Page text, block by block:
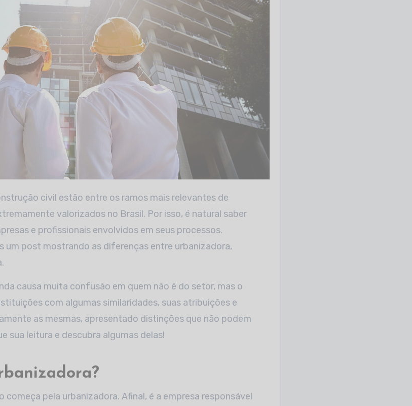
valorizados no Brasil. Por isso, é natural saber
e profissionais envolvidos em seus processos.
um post mostrando as diferenças entre urbanizadora,
causa muita confusão em quem não é do setor, mas o
com algumas similaridades, suas atribuições e
as mesmas, apresentado distinções que não podem
sua leitura e descubra algumas delas!
começa pela urbanizadora. Afinal, é a empresa responsável